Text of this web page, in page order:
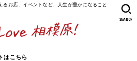
るお店、イベントなど、人生が豊かになること
はこちら
SEARCH